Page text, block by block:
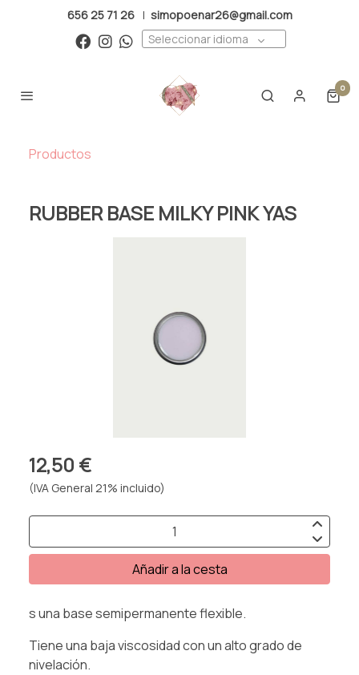
656 25 71 26 | simopoenar26@gmail.com
Seleccionar idioma
0
Productos
RUBBER BASE MILKY PINK YAS
12,50 €
(IVA General 21% incluido)
Añadir a la cesta
s una base semipermanente flexible.
Tiene una baja viscosidad con un alto grado de
nivelación.